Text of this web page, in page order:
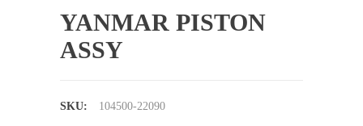
YANMAR PISTON
ASSY
SKU: 104500-22090